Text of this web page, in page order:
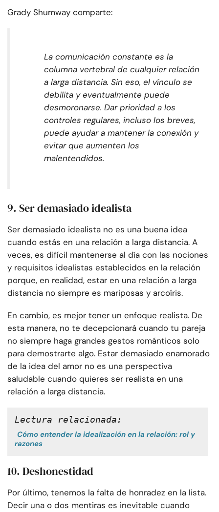
Grady Shumway comparte:
La comunicación constante es la
columna vertebral de cualquier relación
a larga distancia. Sin eso, el vínculo se
debilita y eventualmente puede
desmoronarse. Dar prioridad a los
controles regulares, incluso los breves,
puede ayudar a mantener la conexión y
evitar que aumenten los
malentendidos.
9. Ser demasiado idealista
Ser demasiado idealista no es una buena idea
cuando estás en una relación a larga distancia. A
veces, es difícil mantenerse al día con las nociones
y requisitos idealistas establecidos en la relación
porque, en realidad, estar en una relación a larga
distancia no siempre es mariposas y arcoíris.
En cambio, es mejor tener un enfoque realista. De
esta manera, no te decepcionará cuando tu pareja
no siempre haga grandes gestos románticos solo
para demostrarte algo. Estar demasiado enamorado
de la idea del amor no es una perspectiva
saludable cuando quieres ser realista en una
relación a larga distancia.
Lectura relacionada:
Cómo entender la idealización en la relación: rol y
razones
10. Deshonestidad
Por último, tenemos la falta de honradez en la lista.
Decir una o dos mentiras es inevitable cuando